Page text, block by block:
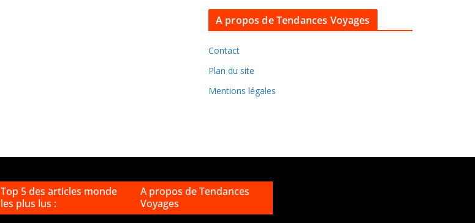
i
s
A propos de Tendances Voyages
Contact
Plan du site
Mentions légales
Top 5 des articles monde
les plus lus :
A propos de Tendances
Voyages